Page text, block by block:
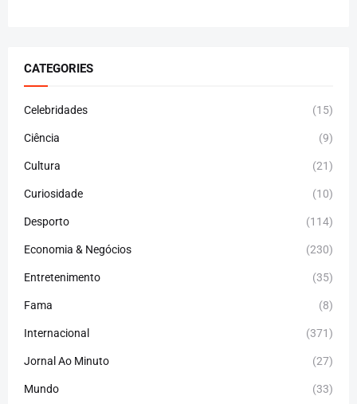
CATEGORIES
Celebridades (15)
Ciência (9)
Cultura (21)
Curiosidade (10)
Desporto (114)
Economia & Negócios (230)
Entretenimento (35)
Fama (8)
Internacional (371)
Jornal Ao Minuto (27)
Mundo (33)